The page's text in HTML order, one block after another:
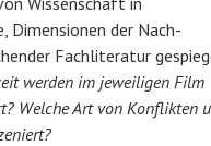
Dimensionen der Nach-
Fachliteratur
werden im jeweiligen Film
Welche Art von Konflikten